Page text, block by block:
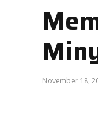
November 18,